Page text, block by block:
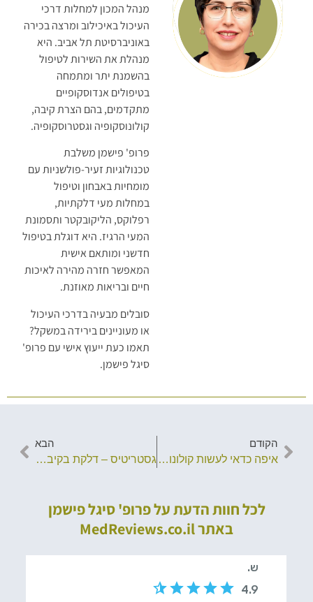
מנהל המכון למחלות דרכי
העיכול באיכילוב ומרצה בכירה
באוניברסיטת תל אביב. היא
מנהלת את השירות לטיפול
בהשמנת יתר ומתמחה
בטיפולים אנדוסקופיים
מתקדמים, בהם הצרת קיבה,
קולונוסקופיה וגסטרוסקופיה.
פרופ' פישמן משלבת
טכנולוגיות זעיר-פולשניות עם
מומחיות באבחון וטיפול
במחלות מעי דלקתיות,
רפלוקס, הליקובקטר ותסמונת
המעי הרגיז. היא דוגלת בטיפול
חדשני ומותאם אישית
המאפשר חזרה מהירה לאיכות
חיים ובריאות מאוזנת.
סובלים מבעיה בדרכי העיכול
או מעוניינים בירידה במשקל?
תאמו כעת ייעוץ אישי עם פרופ'
סיגל פישמן.
הקודם
איפה כדאי לעשות קולונוסקופיה? המדריך לבחירת המקום הנכון לבדיקה מצילת חיים
הבא
גסטריטיס – דלקת בקיבה: גורמים, תסמינים, אבחון וטיפול
לכל חוות הדעת על פרופ' סיגל פישמן
באתר MedReviews.co.il